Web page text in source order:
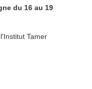
du 16 au 19
Tamer